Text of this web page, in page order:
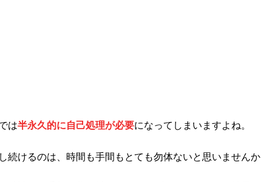
は半永久的に自己処理が必要になってしまいますよね。
けるのは、時間も手間もとても勿体ないと思いませんか